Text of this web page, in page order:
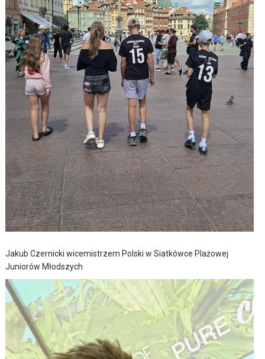
Jakub Czernicki wicemistrzem Polski w Siatkówce Plażowej
Juniorów Młodszych